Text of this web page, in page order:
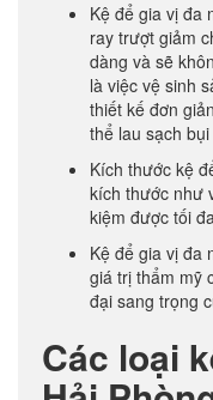
Kệ để gia vị đa
ray trượt giảm
dàng và sẽ
là việc vệ sinh
thiết kế đơn
thể lau sạch
Kích thước kệ
kích thước như
kiệm được tối
Kệ để gia vị đa
giá trị thẩm mỹ
đại sang trọng
Các loại